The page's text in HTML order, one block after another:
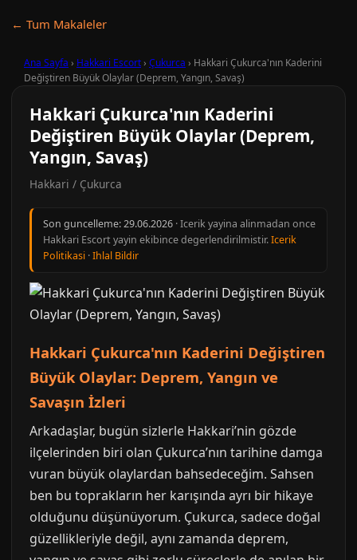
← Tum Makaleler
Ana Sayfa › Hakkari Escort› Çukurca › Hakkari Çukurca'nın Kaderini
Değiştiren Büyük Olaylar (Deprem, Yangın, Savaş)
Hakkari Çukurca'nın Kaderini
Değiştiren Büyük Olaylar (Deprem,
Yangın, Savaş)
Hakkari / Çukurca
Son guncelleme:29.06.2026 · Icerik yayina alinmadan once
Hakkari Escort yayin ekibince degerlendirilmistir.Icerik
Politikasi ·Ihlal Bildir
Hakkari Çukurca'nın Kaderini Değiştiren
Büyük Olaylar: Deprem, Yangın ve
Savaşın İzleri
Arkadaşlar, bugün sizlerle Hakkari’nin gözde
ilçelerinden biri olan Çukurca’nın tarihine damga
vuran büyük olaylardan bahsedeceğim. Sahsen
ben bu toprakların her karışında ayrı bir hikaye
olduğunu düşünüyorum. Çukurca, sadece doğal
güzellikleriyle değil, aynı zamanda deprem,